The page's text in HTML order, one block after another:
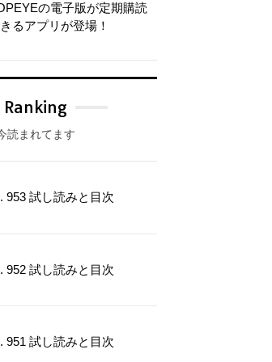
の電子版が定期購読
るアプリが登場！
Ranking
読まれてます
953 試し読みと目次
952 試し読みと目次
951 試し読みと目次